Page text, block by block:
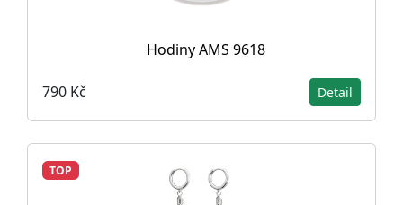
Hodiny AMS 9618
790 Kč Detail
TOP